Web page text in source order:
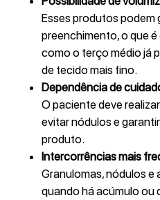
Esses produtos podem
preenchimento, o que
como o terço médio já
de tecido mais fino.
Dependência de
O paciente deve realizar
evitar nódulos e
produto.
Intercorrências mais
Granulomas, nódulos e
quando há acúmulo ou